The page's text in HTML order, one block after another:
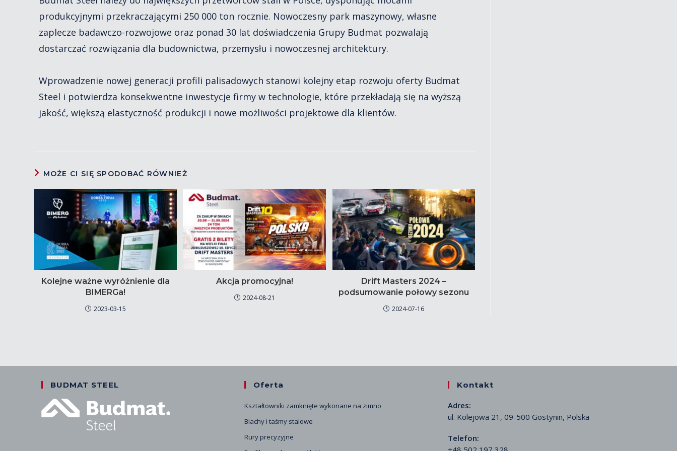
produkcyjnymi przekraczającymi 250 000 ton rocznie. Nowoczesny park maszynowy, własne
zaplecze badawczo-rozwojowe oraz ponad 30 lat doświadczenia Grupy Budmat pozwalają
dostarczać rozwiązania dla budownictwa, przemysłu i nowoczesnej architektury.
Wprowadzenie nowej generacji profili palisadowych stanowi kolejny etap rozwoju oferty Budmat
Steel i potwierdza konsekwentne inwestycje firmy w technologie, które przekładają się na wyższą
jakość, większą elastyczność produkcji i nowe możliwości projektowe dla klientów.
MOŻE CI SIĘ SPODOBAĆ RÓWNIEŻ
Kolejne ważne wyróżnienie dla
BIMERGa!
2023-03-15
Akcja promocyjna!
2024-08-21
Drift Masters 2024 –
podsumowanie połowy sezonu
2024-07-16
BUDMAT STEEL Oferta
Kształtowniki zamknięte wykonane na zimno
Blachy i taśmy stalowe
Rury precyzyjne
Kontakt
Adres:
ul. Kolejowa 21, 09-500 Gostynin, Polska
Telefon: